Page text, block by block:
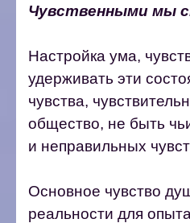
Чувственными мы
Настройка ума,
удерживать эти
чувства,
общество, не быть
и неправильных
Основное чувство
реальности для